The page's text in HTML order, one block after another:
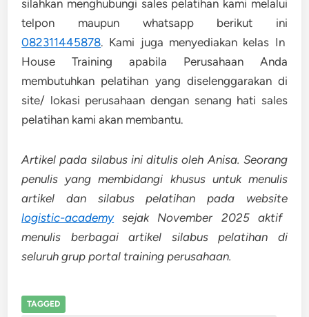
silahkan menghubungi sales pelatihan kami melalui
telpon maupun whatsapp berikut ini
082311445878. Kami juga menyediakan kelas In
House Training apabila Perusahaan Anda
membutuhkan pelatihan yang diselenggarakan di
site/ lokasi perusahaan dengan senang hati sales
pelatihan kami akan membantu.
Artikel pada silabus ini ditulis oleh Anisa. Seorang
penulis yang membidangi khusus untuk menulis
artikel dan silabus pelatihan pada website
logistic-academysejak November 2025 aktif
menulis berbagai artikel silabus pelatihan di
seluruh grup portal training perusahaan.
TAGGED